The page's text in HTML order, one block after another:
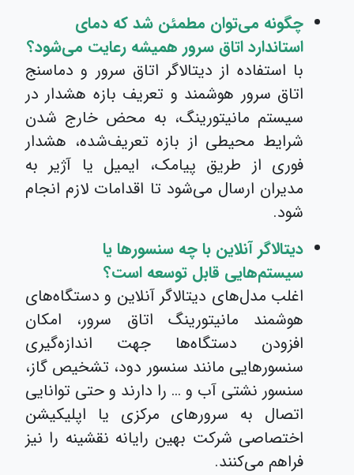
چگونه می‌توان مطمئن شد که دمای
استاندارد اتاق سرور همیشه رعایت می‌شود؟
با استفاده از دیتالاگر اتاق سرور و دماسنج
اتاق سرور هوشمند و تعریف بازه هشدار در
سیستم مانیتورینگ، به محض خارج شدن
شرایط محیطی از بازه تعریف‌شده، هشدار
فوری از طریق پیامک، ایمیل یا آژیر به
مدیران ارسال می‌شود تا اقدامات لازم انجام
شود.
دیتالاگر آنلاین با چه سنسورها یا
سیستم‌هایی قابل توسعه است؟
اغلب مدل‌های دیتالاگر آنلاین و دستگاه‌های
هوشمند مانیتورینگ اتاق سرور، امکان
افزودن دستگاه‌ها جهت اندازه‌گیری
سنسورهایی مانند سنسور دود، تشخیص گاز،
سنسور نشتی آب و … را دارند و حتی توانایی
اتصال به سرورهای مرکزی یا اپلیکیشن
اختصاصی شرکت بهین رایانه نقشینه را نیز
فراهم می‌کنند.